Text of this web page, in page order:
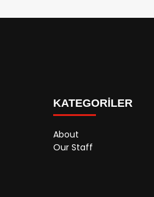
KATEGORİLER
About
Our Staff